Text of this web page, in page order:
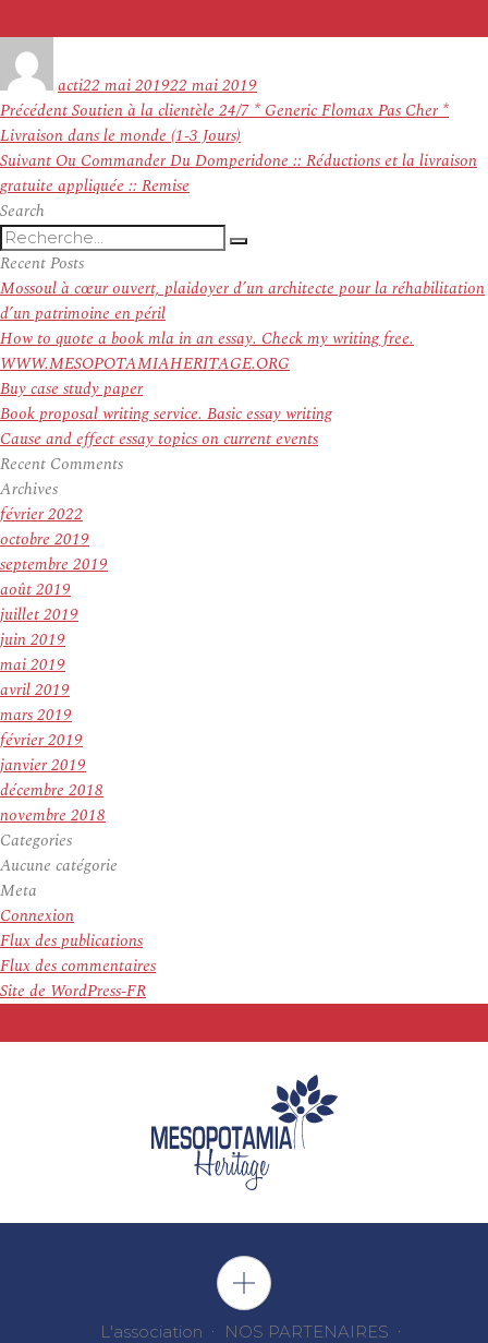
actile
22 mai 201922 mai 2019
Navigation
de
l’article
PrécédentArticle
précédent :
Soutien à la clientèle 24/7 * Generic Flomax Pas Cher *
Livraison dans le monde (1-3 Jours)
Suivant Article
suivant :
Ou Commander Du Domperidone :: Réductions et la livraison
gratuite appliquée :: Remise
Search
Recherche
pour
:
Recherche
Recent Posts
Mossoul à cœur ouvert, plaidoyer d’un architecte pour la réhabilitation
d’un patrimoine en péril
How to quote a book mla in an essay. Check my writing free.
WWW.MESOPOTAMIAHERITAGE.ORG
Buy case study paper
Book proposal writing service. Basic essay writing
Cause and effect essay topics on current events
Recent Comments
Archives
février 2022
octobre 2019
septembre 2019
août 2019
juillet 2019
juin 2019
mai 2019
avril 2019
mars 2019
février 2019
janvier 2019
décembre 2018
novembre 2018
Categories
Aucune catégorie
Meta
Connexion
Flux des publications
Flux des commentaires
Site de WordPress-FR
L'association NOS PARTENAIRES